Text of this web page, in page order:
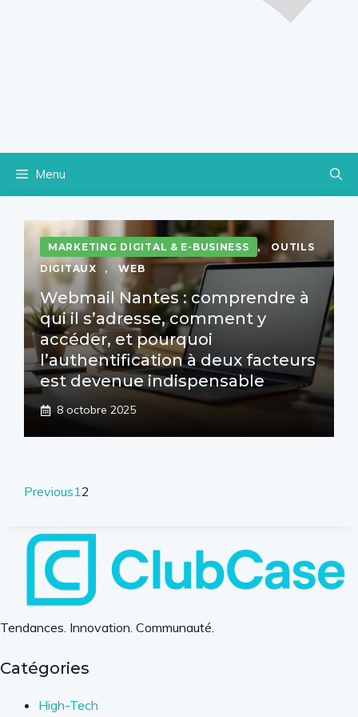
Menu
MARKETING DIGITAL & E-BUSINESS ,
OUTILS
DIGITAUX
, WEB
Webmail Nantes : comprendre à
qui il s’adresse, comment y
accéder, et pourquoi
l’authentification à deux facteurs
est devenue indispensable
8 octobre 2025
Previous12
Tendances. Innovation. Communauté.
Catégories
High-Tech